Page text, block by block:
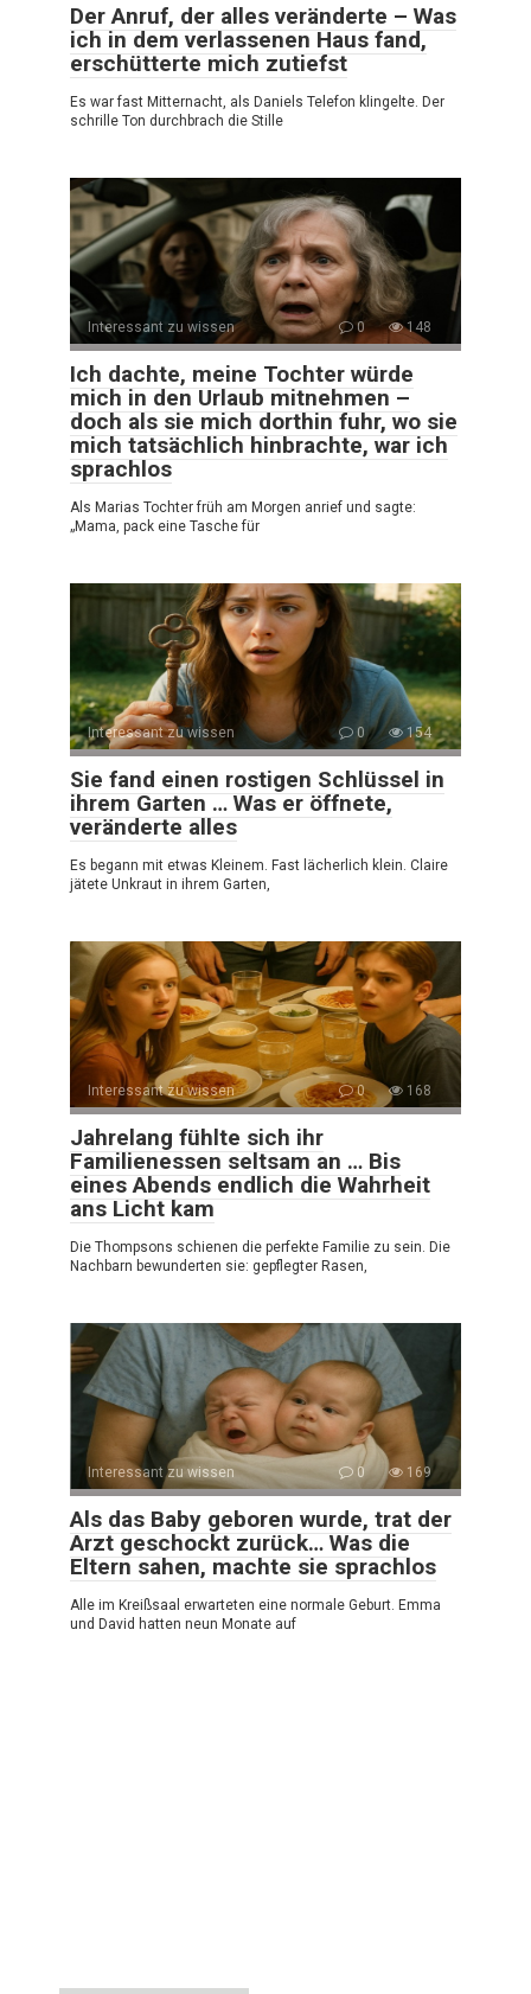
Der Anruf, der alles veränderte – Was
ich in dem verlassenen Haus fand,
erschütterte mich zutiefst
Es war fast Mitternacht, als Daniels Telefon klingelte. Der
schrille Ton durchbrach die Stille
Interessant zu wissen 0 148
Ich dachte, meine Tochter würde
mich in den Urlaub mitnehmen –
doch als sie mich dorthin fuhr, wo sie
mich tatsächlich hinbrachte, war ich
sprachlos
Als Marias Tochter früh am Morgen anrief und sagte:
„Mama, pack eine Tasche für
Interessant zu wissen 0 154
Sie fand einen rostigen Schlüssel in
ihrem Garten … Was er öffnete,
veränderte alles
Es begann mit etwas Kleinem. Fast lächerlich klein. Claire
jätete Unkraut in ihrem Garten,
Interessant zu wissen 0 168
Jahrelang fühlte sich ihr
Familienessen seltsam an … Bis
eines Abends endlich die Wahrheit
ans Licht kam
Die Thompsons schienen die perfekte Familie zu sein. Die
Nachbarn bewunderten sie: gepflegter Rasen,
Interessant zu wissen 0 169
Als das Baby geboren wurde, trat der
Arzt geschockt zurück… Was die
Eltern sahen, machte sie sprachlos
Alle im Kreißsaal erwarteten eine normale Geburt. Emma
und David hatten neun Monate auf